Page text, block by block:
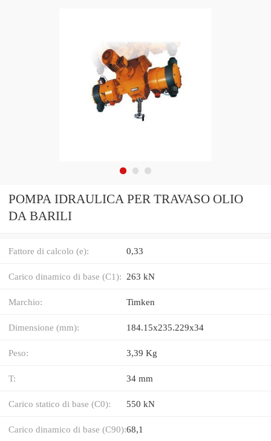
POMPA IDRAULICA PER TRAVASO OLIO
DA BARILI
Fattore di calcolo (e): 0,33
Carico dinamico di base (C1): 263 kN
Marchio: Timken
Dimensione (mm): 184.15x235.229x34
Peso: 3,39 Kg
T: 34 mm
Carico statico di base (C0): 550 kN
Carico dinamico di base (C90):68,1